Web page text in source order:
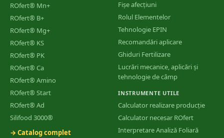
ROfert® Mn+
ROfert® B+
ROfert® Mg+
ROfert® KS
ROfert® PK
ROfert® Ca
ROfert® Amino
ROfert® Start
ROfert® Ad
Silifood 3000®
→ Catalog complet
Fișe afecțiuni
Rolul Elementelor
Tehnologie EPIN
Recomandări aplicare
Ghiduri Fertilizare
Lucrări mecanice, aplicări și
tehnologie de câmp
INSTRUMENTE UTILE
Calculator realizare producție
Calculator necesar ROfert
Interpretare Analiză Foliară